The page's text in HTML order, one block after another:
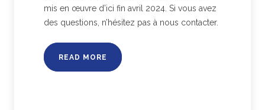
mis en œuvre d’ici fin avril 2024. Si vous avez
des questions, n’hésitez pas à nous contacter.
READ MORE